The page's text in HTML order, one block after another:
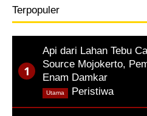
Terpopuler
Api dari Lahan Tebu
Source Mojokerto,
Enam Damkar
Peristiwa
Utama